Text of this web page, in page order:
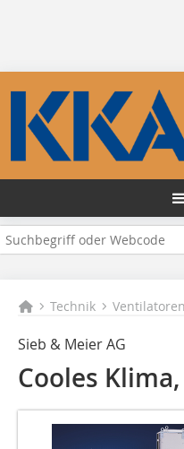
Technik Ventilatoren
Sieb & Meier AG
Cooles